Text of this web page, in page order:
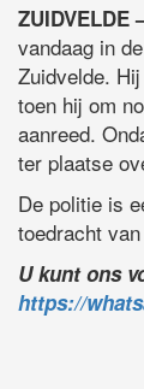
ZUIDVELDE
vandaag in
Zuidvelde.
toen hij om
aanreed.
ter plaatse
De politie is
toedracht
U kunt ons
https://